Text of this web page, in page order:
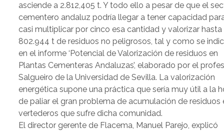
asciende a 2.812,405 t. Y todo ello a pesar de que el
cementero andaluz podría llegar a tener capacidad
casi multiplicar por cinco esa cantidad y valorizar hasta
802.944 t de residuos no peligrosos, tal y como se
en el informe ‘Potencial de Valorización de residuos en
Plantas Cementeras Andaluzas’, elaborado por el
Salgueiro de la Universidad de Sevilla. La valorización
energética supone una práctica que sería muy útil a la
de paliar el gran problema de acumulación de residuos
vertederos que sufre dicha comunidad.
El director gerente de Flacema, Manuel Parejo, explicó